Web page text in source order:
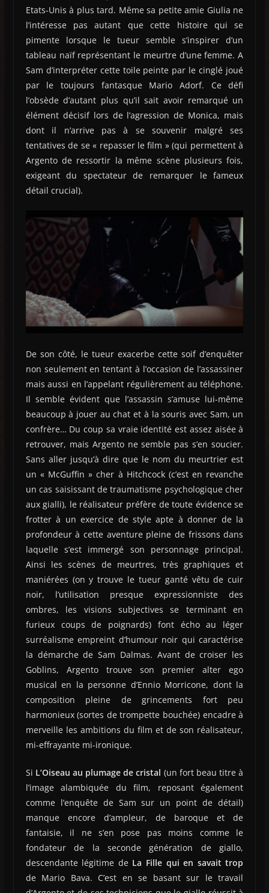
Etats-Unis à plus tard. Même sa petite amie Giulia ne
l’intéresse pas autant que cette histoire qui se
pimente lorsque le tueur semble s’inspirer d’un
tableau naïf représentant le meurtre d’une femme. A
Sam d’interpréter cette toile peinte par le cinglé joué
par le toujours fantasque Mario Adorf. Ce défi
l’obsède d’autant plus qu’il sait avoir remarqué un
élément décisif lors de l’agression de Monica, mais
dont il n’arrive pas à se souvenir malgré ses
tentatives de se « repasser le film » (qui permettent à
Argento de ressortir la même scène plusieurs fois,
exigeant du spectateur de remarquer le fameux
détail crucial).
De son côté, le tueur exacerbe cette soif d’enquêter
non seulement en tentant à l’occasion de l’assassiner
mais aussi en l’appelant régulièrement au téléphone.
Il semble évident que l’assassin s’amuse lui-même
beaucoup à jouer au chat et à la souris avec Sam, un
confrère… Du coup sa vraie identité est assez aisée à
retrouver, mais Argento ne semble pas s’en soucier.
Sans aller jusqu’à dire que le nom du meurtrier est
un « McGuffin » cher à Hitchcock (c’est en revanche
un cas saisissant de traumatisme psychologique cher
aux gialli), le réalisateur préfère de toute évidence se
frotter à un exercice de style apte à donner de la
profondeur à cette aventure pleine de frissons dans
laquelle s’est immergé son personnage principal.
Ainsi les scènes de meurtres, très graphiques et
maniérées (on y trouve le tueur ganté vêtu de cuir
noir, l’utilisation presque expressionniste des
ombres, les visions subjectives se terminant en
furieux coups de poignards) font écho au léger
surréalisme empreint d’humour noir qui caractérise
la démarche de Sam Dalmas. Avant de croiser les
Goblins, Argento trouve son premier alter ego
musical en la personne d’Ennio Morricone, dont la
composition pleine de grincements fort peu
harmonieux (sortes de trompette bouchée) encadre à
merveille les ambitions du film et de son réalisateur,
mi-effrayante mi-ironique.
Si L’Oiseau au plumage de cristal (un fort beau titre à
l’image alambiquée du film, reposant également
comme l’enquête de Sam sur un point de détail)
manque encore d’ampleur, de baroque et de
fantaisie, il ne s’en pose pas moins comme le
fondateur de la seconde génération de giallo,
descendante légitime de La Fille qui en savait trop
de Mario Bava. C’est en se basant sur le travail